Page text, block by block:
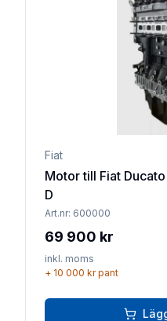
Fiat
Motor till Fiat
D
Art.nr: 600000
69 900 kr
inkl. moms
+ 10 000 krpant